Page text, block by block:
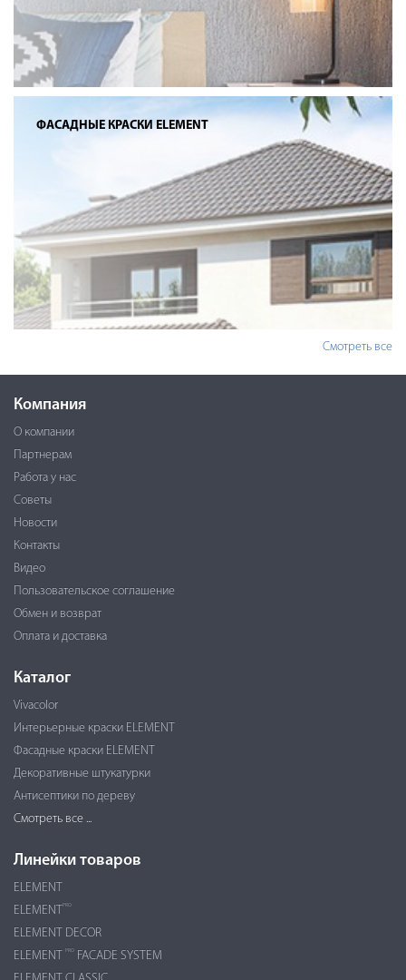
ФАСАДНЫЕ КРАСКИ ELEMENT
Смотреть все
Компания
О компании
Партнерам
Работа у нас
Советы
Новости
Контакты
Видео
Пользовательское соглашение
Обмен и возврат
Оплата и доставка
Каталог
Vivacolor
Интерьерные краски ELEMENT
Фасадные краски ELEMENT
Декоративные штукатурки
Антисептики по дереву
Смотреть все ...
Линейки товаров
ELEMENT
ELEMENT
PRO
ELEMENT DECOR
ELEMENT
PRO
FACADE SYSTEM